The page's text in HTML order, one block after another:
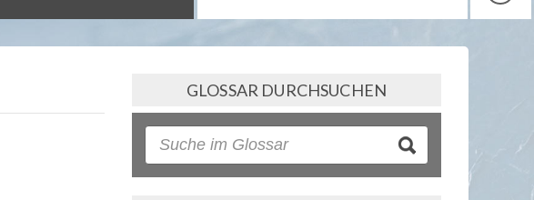
GLOSSAR DURCHSUCHEN